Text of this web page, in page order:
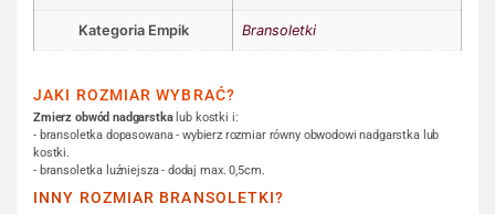
Kategoria Empik Bransoletki
JAKI ROZMIAR WYBRAĆ?
Zmierz obwód nadgarstkalub kostki i:
- bransoletka dopasowana - wybierz rozmiar równy obwodowi nadgarstka lub
kostki.
- bransoletka luźniejsza - dodaj max. 0,5cm.
INNY ROZMIAR BRANSOLETKI?